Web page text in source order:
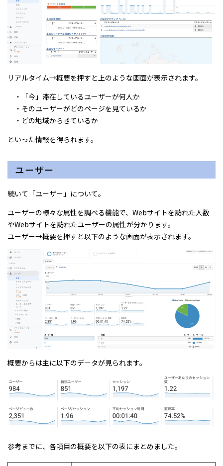
リアルタイム→概要を押すと上のような画面が表示されます。
・「今」滞在しているユーザーが何人か
・そのユーザーがどのページを見ているか
・どの地域からきているか
といった情報を得られます。
ユーザー
続いて「ユーザー」について。
ユーザーの様々な属性を調べる機能で、Webサイトを訪れた人数
やWebサイトを訪れたユーザーの属性が分かります。
ユーザー→概要を押すと以下のような画面が表示されます。
概要からは主に以下のデータが見られます。
参考までに、各項目の概要を以下の表にまとめました。